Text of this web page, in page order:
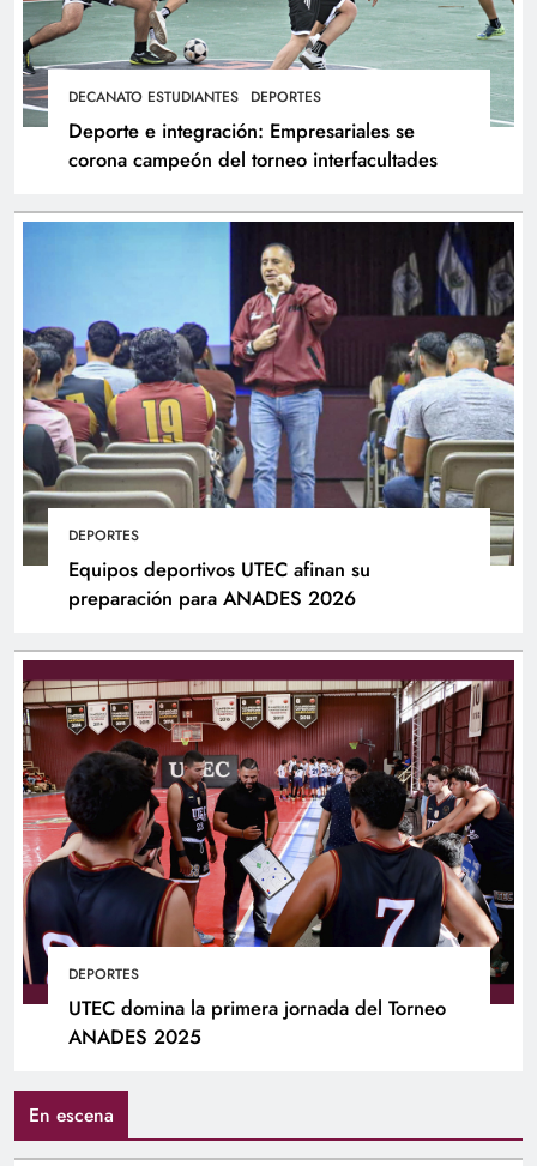
DECANATO ESTUDIANTES DEPORTES
Deporte e integración: Empresariales se
corona campeón del torneo interfacultades
DEPORTES
Equipos deportivos UTEC afinan su
preparación para ANADES 2026
DEPORTES
UTEC domina la primera jornada del Torneo
ANADES 2025
En escena